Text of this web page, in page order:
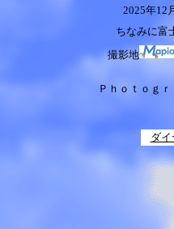
2025年12
ちなみに富
撮影地
Ｐｈｏｔｏｇ
ダ